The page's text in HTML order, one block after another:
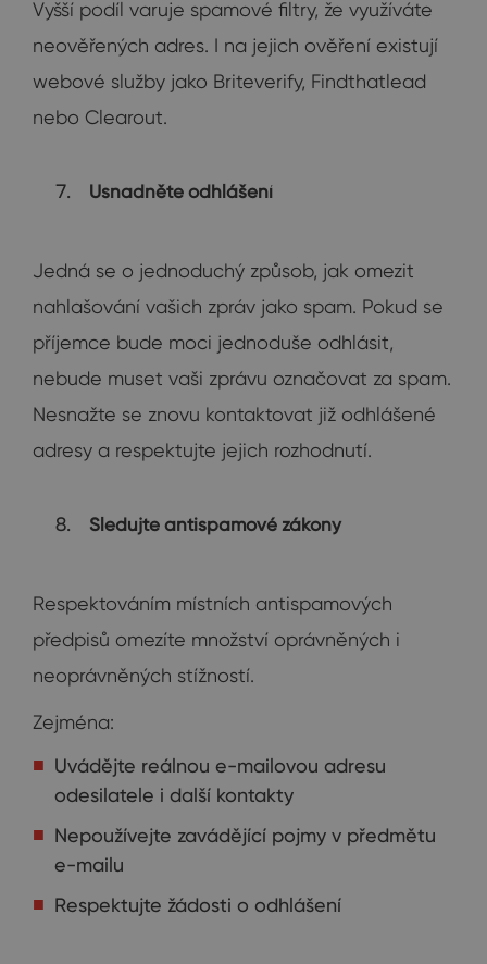
Vyšší podíl varuje spamové filtry, že využíváte
neověřených adres. I na jejich ověření existují
webové služby jako Briteverify, Findthatlead
nebo Clearout.
Usnadněte odhlášení
Jedná se o jednoduchý způsob, jak omezit
nahlašování vašich zpráv jako spam. Pokud se
příjemce bude moci jednoduše odhlásit,
nebude muset vaši zprávu označovat za spam.
Nesnažte se znovu kontaktovat již odhlášené
adresy a respektujte jejich rozhodnutí.
Sledujte antispamové zákony
Respektováním místních antispamových
předpisů omezíte množství oprávněných i
neoprávněných stížností.
Zejména:
Uvádějte reálnou e-mailovou adresu
odesilatele i další kontakty
Nepoužívejte zavádějící pojmy v předmětu
e-mailu
Respektujte žádosti o odhlášení